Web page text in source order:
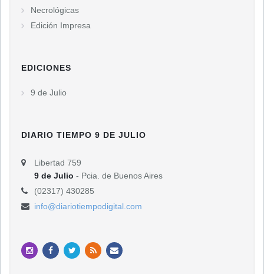
Necrológicas
Edición Impresa
EDICIONES
9 de Julio
DIARIO TIEMPO 9 DE JULIO
Libertad 759
9 de Julio - Pcia. de Buenos Aires
(02317) 430285
info@diariotiempodigital.com